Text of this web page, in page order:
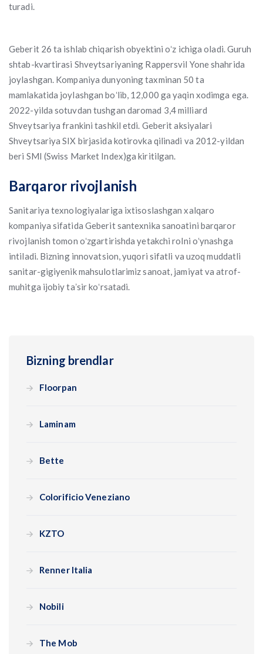
turadi.
Geberit 26 ta ishlab chiqarish obyektini oʻz ichiga oladi. Guruh
shtab-kvartirasi Shveytsariyaning Rappersvil Yone shahrida
joylashgan. Kompaniya dunyoning taxminan 50 ta
mamlakatida joylashgan boʻlib, 12,000 ga yaqin xodimga ega.
2022-yilda sotuvdan tushgan daromad 3,4 milliard
Shveytsariya frankini tashkil etdi. Geberit aksiyalari
Shveytsariya SIX birjasida kotirovka qilinadi va 2012-yildan
beri SMI (Swiss Market Index)ga kiritilgan.
Barqaror rivojlanish
Sanitariya texnologiyalariga ixtisoslashgan xalqaro
kompaniya sifatida Geberit santexnika sanoatini barqaror
rivojlanish tomon oʻzgartirishda yetakchi rolni oʻynashga
intiladi. Bizning innovatsion, yuqori sifatli va uzoq muddatli
sanitar-gigiyenik mahsulotlarimiz sanoat, jamiyat va atrof-
muhitga ijobiy taʼsir koʻrsatadi.
Bizning brendlar
Floorpan
Laminam
Bette
Colorificio Veneziano
KZTO
Renner Italia
Nobili
The Mob